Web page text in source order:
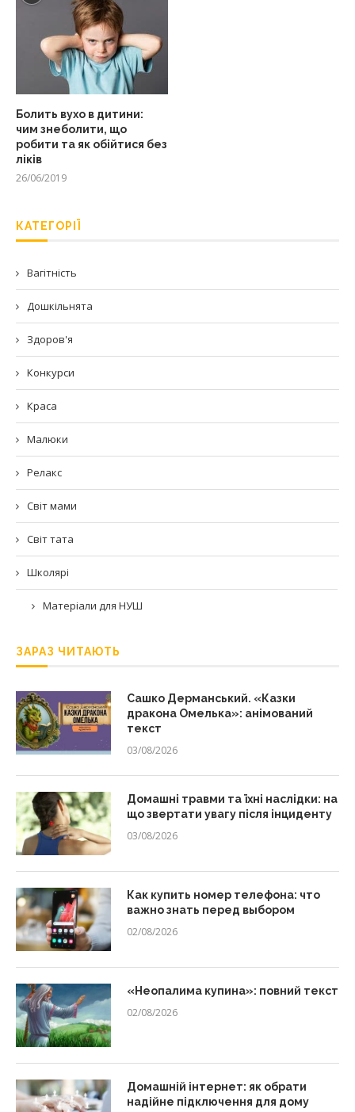
Болить вухо в дитини:
чим знеболити, що
робити та як обійтися без
ліків
26/06/2019
КАТЕГОРІЇ
Вагітність
Дошкільнята
Здоров'я
Конкурси
Краса
Малюки
Релакс
Світ мами
Світ тата
Школярі
Матеріали для НУШ
ЗАРАЗ ЧИТАЮТЬ
Сашко Дерманський. «Казки
дракона Омелька»: анімований
текст
03/08/2026
Домашні травми та їхні наслідки: на
що звертати увагу після інциденту
03/08/2026
Как купить номер телефона: что
важно знать перед выбором
02/08/2026
«Неопалима купина»: повний текст
02/08/2026
Домашній інтернет: як обрати
надійне підключення для дому